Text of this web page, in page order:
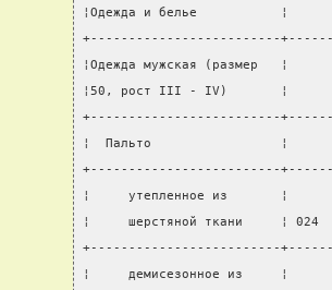
¦Одежда и белье
+-------------------------
¦Одежда мужская
¦50, рост III - IV)       ¦
+-------------------------
¦  Пальто                 ¦
+-------------------------
¦     утепленное из
¦     шерстяной ткани
+-------------------------
¦     демисезонное из